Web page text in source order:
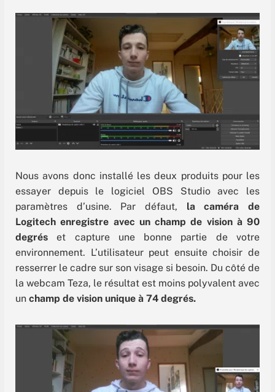
Nous avons donc installé les deux produits pour les
essayer depuis le logiciel OBS Studio avec les
paramètres d’usine. Par défaut, la caméra de
Logitech enregistre avec un champ de vision à 90
degréset capture une bonne partie de votre
environnement. L’utilisateur peut ensuite choisir de
resserrer le cadre sur son visage si besoin. Du côté de
la webcam Teza, le résultat est moins polyvalent avec
un champ de vision unique à 74 degrés.